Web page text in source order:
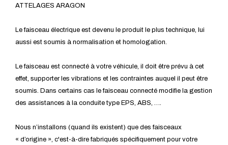
ATTELAGES ARAGON
Le faisceau électrique est devenu le produit le plus technique, lui
aussi est soumis à normalisation et homologation.
Le faisceau est connecté à votre véhicule, il doit être prévu à cet
effet, supporter les vibrations et les contraintes auquel il peut être
soumis. Dans certains cas le faisceau connecté modifie la gestion
des assistances à la conduite type EPS, ABS, ….
Nous n’installons (quand ils existent) que des faisceaux
« d’origine », c'est-à-dire fabriqués spécifiquement pour votre